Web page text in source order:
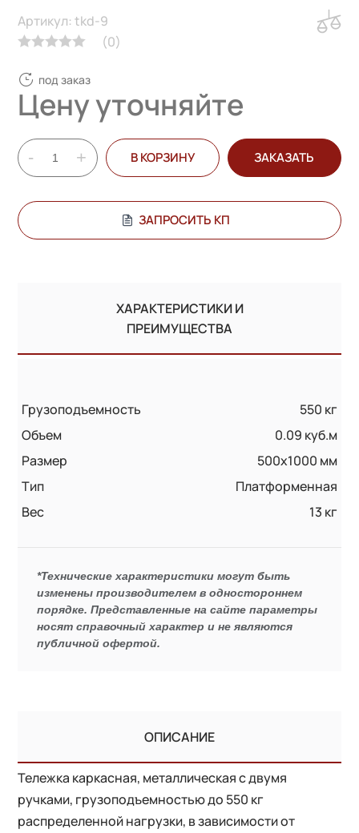
(0)
Артикул: tkd-9
под заказ
Цену уточняйте
- + В КОРЗИНУ ЗАКАЗАТЬ
ЗАПРОСИТЬ КП
ХАРАКТЕРИСТИКИ И
ПРЕИМУЩЕСТВА
Грузоподъемность
550 кг
Объем
0.09 куб.м
Размер
500х1000 мм
Тип
Платформенная
Вес
13 кг
*Технические характеристики могут быть
изменены производителем в одностороннем
порядке. Представленные на сайте параметры
носят справочный характер и не являются
публичной офертой.
ОПИСАНИЕ
Тележка каркасная, металлическая с двумя
ручками, грузоподъемностью до 550 кг
распределенной нагрузки, в зависимости от